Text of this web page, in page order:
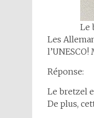
Le
Les
Réponse:
Le bretzel
De plus,